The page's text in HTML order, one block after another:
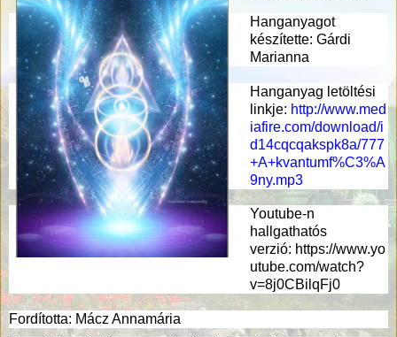
Hanganyagot
készítette: Gárdi
Marianna
Hanganyag letöltési
linkje: http://www.med
iafire.com/download/i
d14cqcqakspk8a/777
+A+kvantumf%C3%A
9ny.mp3
Youtube-n
hallgathatós
verzió: https://www.yo
utube.com/watch?
v=8j0CBilqFj0
Fordította: Mácz Annamária